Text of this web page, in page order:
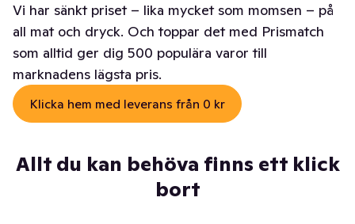
Vi har sänkt priset – lika mycket som momsen – på
all mat och dryck. Och toppar det med Prismatch
som alltid ger dig 500 populära varor till
marknadens lägsta pris.
Klicka hem med leverans från 0 kr
Allt du kan behöva finns ett klick
bort